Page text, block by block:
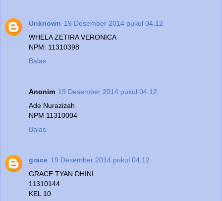
Unknown 19 Desember 2014 pukul 04.12
WHELA ZETIRA VERONICA
NPM: 11310398
Balas
Anonim 19 Desember 2014 pukul 04.12
Ade Nurazizah
NPM 11310004
Balas
grace 19 Desember 2014 pukul 04.12
GRACE TYAN DHINI
11310144
KEL 10